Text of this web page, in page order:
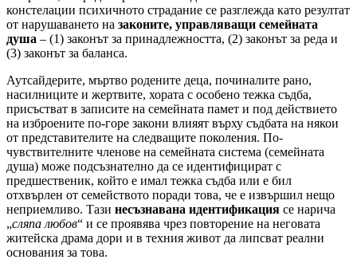
констелации психичното страдание се разглежда като резултат
от нарушаването на законите, управляващи семейната
душа – (1) законът за принадлежността, (2) законът за реда и
(3) законът за баланса.
Аутсайдерите, мъртво родените деца, починалите рано,
насилниците и жертвите, хората с особено тежка съдба,
присъстват в записите на семейната памет и под действието
на изброените по-горе закони влияят върху съдбата на някои
от представителите на следващите поколения. По-
чувствителните членове на семейната система (семейната
душа) може подсъзнателно да се идентифицират с
предшественик, който е имал тежка съдба или е бил
отхвърлен от семейството поради това, че е извършил нещо
неприемливо. Тази несъзнавана идентификация се нарича
„сляпа любов“ и се проявява чрез повторение на неговата
житейска драма дори и в техния живот да липсват реални
основания за това.